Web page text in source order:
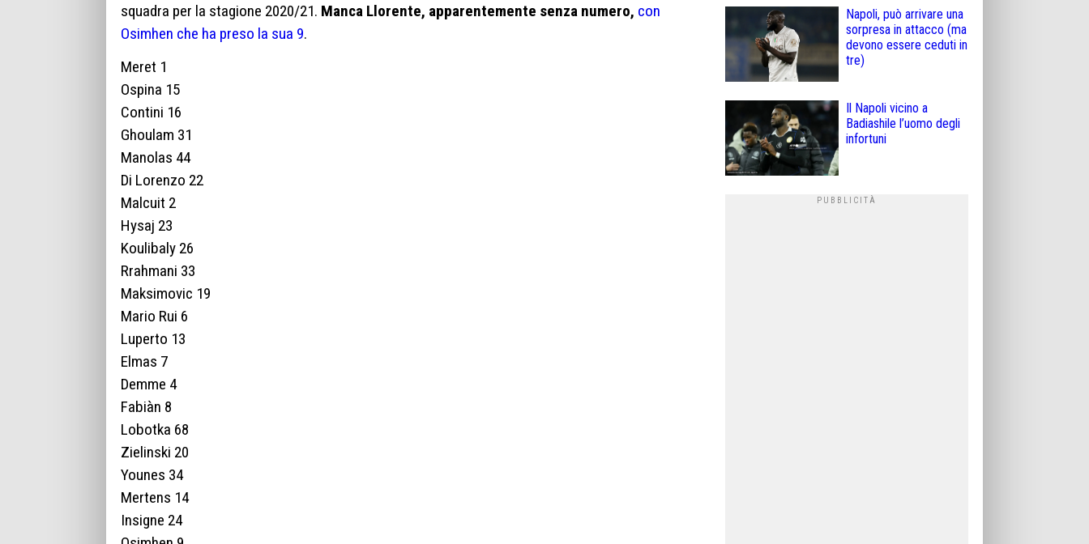
squadra per la stagione 2020/21. Manca Llorente, apparentemente senza numero, con
Osimhen che ha preso la sua 9.
Meret 1
Ospina 15
Contini 16
Ghoulam 31
Manolas 44
Di Lorenzo 22
Malcuit 2
Hysaj 23
Koulibaly 26
Rrahmani 33
Maksimovic 19
Mario Rui 6
Luperto 13
Elmas 7
Demme 4
Fabiàn 8
Lobotka 68
Zielinski 20
Younes 34
Mertens 14
Insigne 24
Napoli, può arrivare una
sorpresa in attacco (ma
devono essere ceduti in
tre)
Il Napoli vicino a
Badiashile l’uomo degli
infortuni